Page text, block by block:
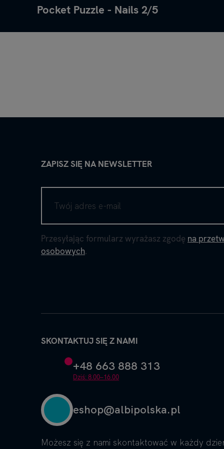
Pocket Puzzle - Nails 2/5
ZAPISZ SIĘ NA NEWSLETTER
Przesyłając formularz wyrażasz zgodę na
osobowych.
SKONTAKTUJ SIĘ Z NAMI
+48 663 888 313
Dziś: 8.00–16.00
eshop@albipolska.pl
Możesz się z nami skontaktować w każdy